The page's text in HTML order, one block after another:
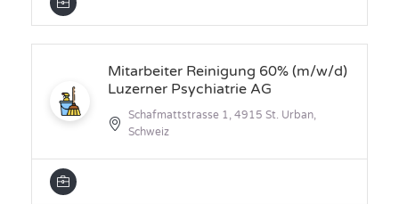
Mitarbeiter Reinigung 60% (m/w/d)
Luzerner Psychiatrie AG
Schafmattstrasse 1, 4915 St. Urban,
Schweiz